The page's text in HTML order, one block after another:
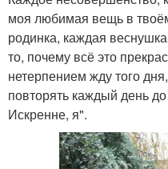
моя любимая вещь в
родинка, каждая
то, почему всё это
нетерпением жду того
повторять каждый день
Искренне, я".